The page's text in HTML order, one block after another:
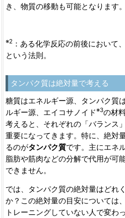
き、物質の移動も可能となります。
※2：ある化学反応の前後において
という法則。
タンパク質は絶対量で考える
糖質はエネルギー源、タンパク質
ルギー源、エイコサノイド※3の材
考えると、それぞれの「バランス
重要になってきます。特に、絶対
るのがタンパク質です。主にエネ
脂肪や筋肉などの分解で代用が可
できません。
では、タンパク質の絶対量はどれ
か？この絶対量の目安については
トレーニングしていない人で変わ